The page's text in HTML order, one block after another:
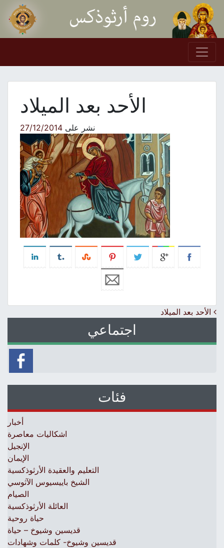
Skip to content
Main Navigation
الأحد بعد الميلاد
نشر على27/12/2014
Post navigation
الأحد بعد الميلاد
اجتماعي
فئات
أخبار
اشكاليات معاصرة
الإنجيل
الإيمان
التعليم والعقيدة الأرثوذكسية
الشيخ باييسيوس الآثوسي
الصيام
العائلة الأرثوذكسية
حياة روحية
قديسين وشيوخ – حياة
قديسين وشيوخ- كلمات وشهادات